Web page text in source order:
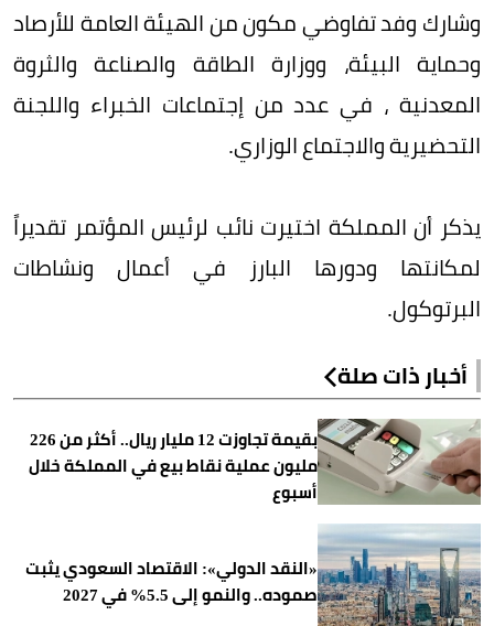
وشارك وفد تفاوضي مكون من الهيئة العامة للأرصاد
وحماية البيئة، ووزارة الطاقة والصناعة والثروة
المعدنية ، في عدد من إجتماعات الخبراء واللجنة
التحضيرية والاجتماع الوزاري.
يذكر أن المملكة اختيرت نائب لرئيس المؤتمر تقديراً
لمكانتها ودورها البارز في أعمال ونشاطات
البرتوكول.
أخبار ذات صلة
بقيمة تجاوزت 12 مليار ريال.. أكثر من 226
مليون عملية نقاط بيع في المملكة خلال
أسبوع
«النقد الدولي»: الاقتصاد السعودي يثبت
صموده.. والنمو إلى 5.5% في 2027